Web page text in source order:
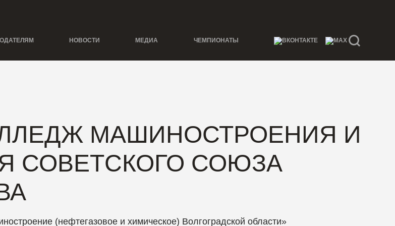
НОВОСТИ МЕДИА ЧЕМПИОНАТЫ
МАШИНОСТРОЕНИЯ И
СОВЕТСКОГО СОЮЗА
(нефтегазовое и химическое) Волгоградской области»